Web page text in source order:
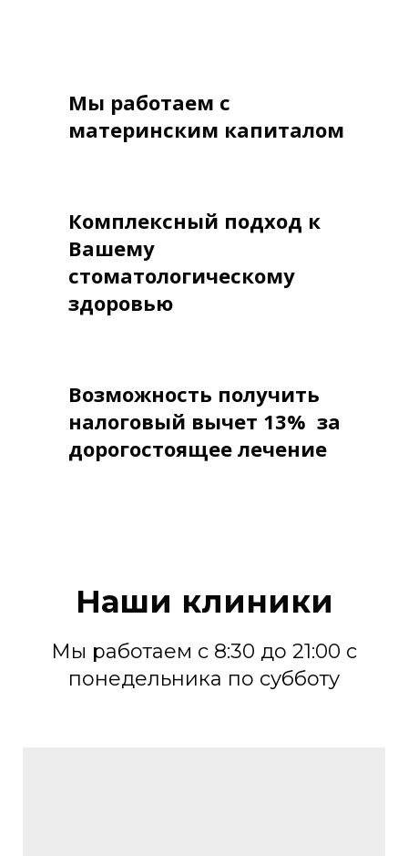
Мы работаем с
материнским капиталом
Комплексный подход к
Вашему
стоматологическому
здоровью
Возможность получить
налоговый вычет 13% за
дорогостоящее лечение
Наши клиники
Мы работаем с 8:30 до 21:00 с
понедельника по субботу